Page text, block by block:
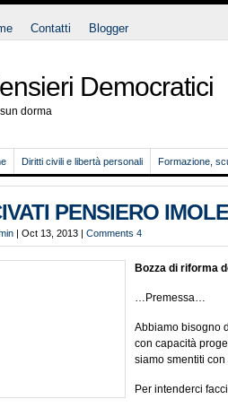
Contatti Blogger
Democratici
dorma
Diritti civili e libertà personali Formazione,
PENSIERO
| Oct 13, 2013 | Comments 4
Bozza di riforma
…Premessa…
Abbiamo bisogno
con capacità
siamo smentiti
Per intenderci